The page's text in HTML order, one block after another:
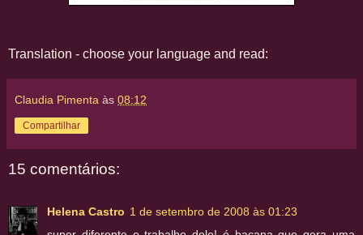
Translation - choose your language and read:
Claudia Pimenta às 08:12
Compartilhar
15 comentários:
Helena Castro 1 de setembro de 2008 às 01:23